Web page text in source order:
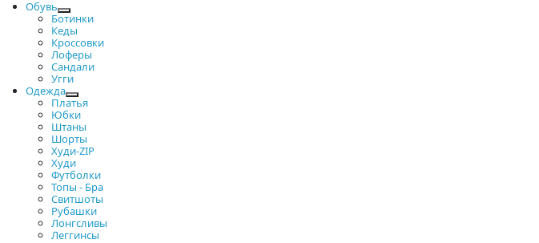
Обувь
Ботинки
Кеды
Кроссовки
Лоферы
Сандали
Угги
Одежда
Платья
Юбки
Штаны
Шорты
Худи-ZIP
Худи
Футболки
Топы - Бра
Свитшоты
Рубашки
Лонгсливы
Леггинсы